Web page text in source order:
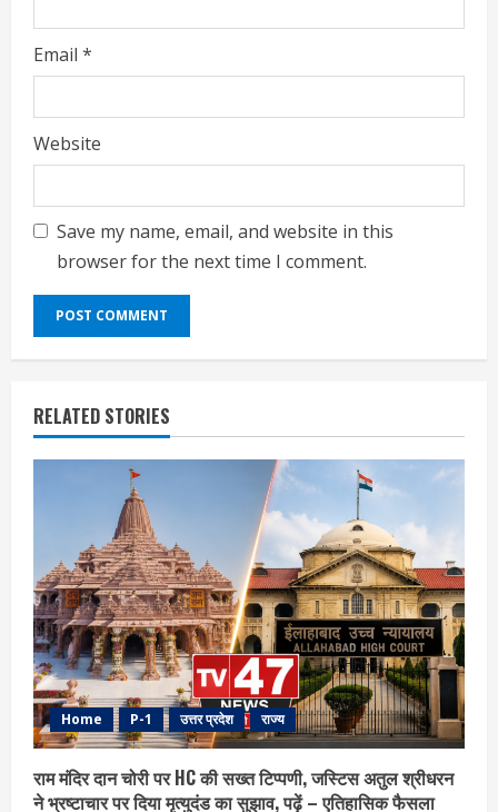
Email *
Website
Save my name, email, and website in this
browser for the next time I comment.
RELATED STORIES
Home P-1 उत्तर प्रदेश राज्य
राम मंदिर दान चोरी पर HC की सख्त टिप्पणी, जस्टिस अतुल श्रीधरन
ने भ्रष्टाचार पर द‍िया मृत्युदंड का सुझाव, पढ़ें – एत‍िहास‍िक फैसला